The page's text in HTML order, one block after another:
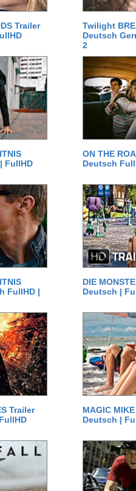
Trailer
Twilight
Deutsch
2
FullHD
ON THE
Deutsch
FullHD |
DIE
Deutsch |
Trailer
MAGIC
Deutsch |